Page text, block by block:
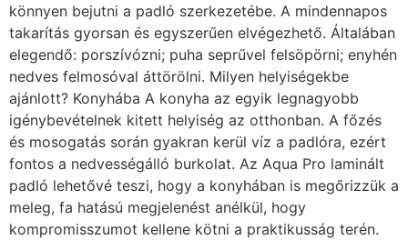
könnyen bejutni a padló szerkezetébe. A mindennapos
takarítás gyorsan és egyszerűen elvégezhető. Általában
elegendő: porszívózni; puha seprűvel felsöpörni; enyhén
nedves felmosóval áttörölni. Milyen helyiségekbe
ajánlott? Konyhába A konyha az egyik legnagyobb
igénybevételnek kitett helyiség az otthonban. A főzés
és mosogatás során gyakran kerül víz a padlóra, ezért
fontos a nedvességálló burkolat. Az Aqua Pro laminált
padló lehetővé teszi, hogy a konyhában is megőrizzük a
meleg, fa hatású megjelenést anélkül, hogy
kompromisszumot kellene kötni a praktikusság terén.